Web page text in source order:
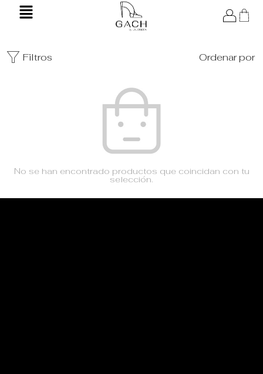
Filtros Ordenar por
No se han encontrado productos que coincidan con tu
selección.